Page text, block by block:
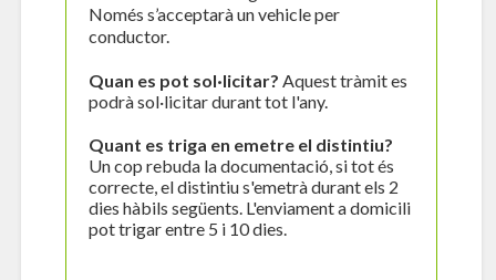
Només s’acceptarà un vehicle per
conductor.
Quan es pot sol·licitar? Aquest tràmit es
podrà sol·licitar durant tot l'any.
Quant es triga en emetre el distintiu?
Un cop rebuda la documentació, si tot és
correcte, el distintiu s'emetrà durant els 2
dies hàbils següents. L'enviament a domicili
pot trigar entre 5 i 10 dies.